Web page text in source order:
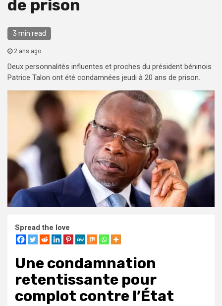
de prison
3 min read
2 ans ago
Deux personnalités influentes et proches du président béninois
Patrice Talon ont été condamnées jeudi à 20 ans de prison.
Spread the love
Une condamnation
retentissante pour
complot contre l’État